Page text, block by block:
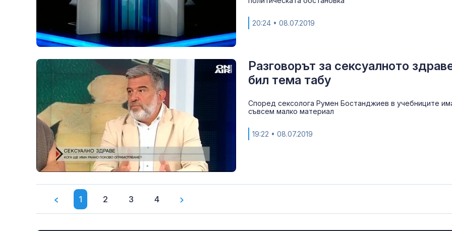
20:24 • 08.07.2019
Разговорът за сексуалното
бил тема табу
Според сексолога Румен Бостанджиев в учебниците
съвсем малко материал
19:22 • 08.07.2019
1 2 3 4